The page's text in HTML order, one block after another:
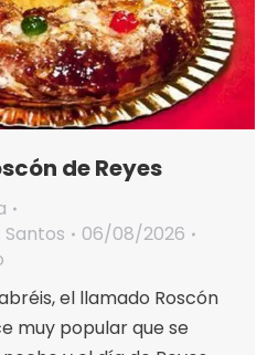
de Reyes
06/08/2026
el llamado Roscón
muy popular que se